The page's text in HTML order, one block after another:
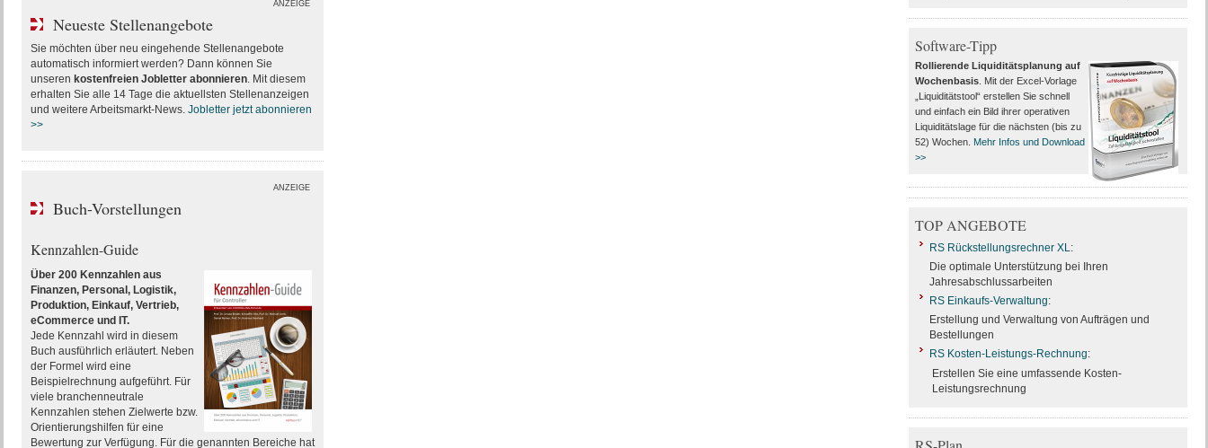
ANZEIGE
Neueste Stellenangebote
Sie möchten über neu eingehende Stellenangebote
automatisch informiert werden? Dann können Sie
unseren kostenfreien Jobletter abonnieren. Mit diesem
erhalten Sie alle 14 Tage die aktuellsten Stellenanzeigen
und weitere Arbeitsmarkt-News. Jobletter jetzt abonnieren
>>
ANZEIGE
Buch-Vorstellungen
Kennzahlen-Guide
Über 200 Kennzahlen aus
Finanzen, Personal, Logistik,
Produktion, Einkauf, Vertrieb,
eCommerce und IT.
Jede Kennzahl wird in diesem
Buch ausführlich erläutert. Neben
der Formel wird eine
Beispielrechnung aufgeführt. Für
viele branchenneutrale
Kennzahlen stehen Zielwerte bzw.
Orientierungshilfen für eine
Bewertung zur Verfügung. Für die genannten Bereiche hat
Software-Tipp
Rollierende Liquiditätsplanung auf
Wochenbasis. Mit der Excel-Vorlage
„Liquiditätstool“ erstellen Sie schnell
und einfach ein Bild ihrer operativen
Liquiditätslage für die nächsten (bis zu
52) Wochen. Mehr Infos und Download
>>
TOP ANGEBOTE
RS Rückstellungsrechner XL:
Die optimale Unterstützung bei Ihren
Jahresabschlussarbeiten
RS Einkaufs-Verwaltung:
Erstellung und Verwaltung von Aufträgen und
Bestellungen
RS Kosten-Leistungs-Rechnung:
Erstellen Sie eine umfassende Kosten-
Leistungsrechnung